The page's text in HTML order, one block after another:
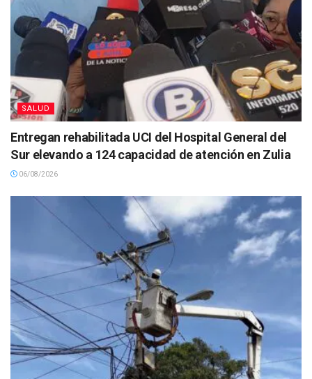
SALUD
Entregan rehabilitada UCI del Hospital General del
Sur elevando a 124 capacidad de atención en Zulia
06/08/2026